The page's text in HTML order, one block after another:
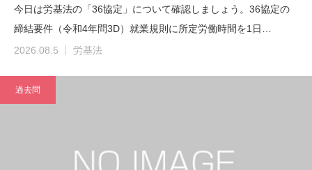
今日は労基法の「36協定」について確認しましょう。36協定の
締結要件（令和4年問3D）就業規則に所定労働時間を1日…
2026.08.5
労基法
過去問